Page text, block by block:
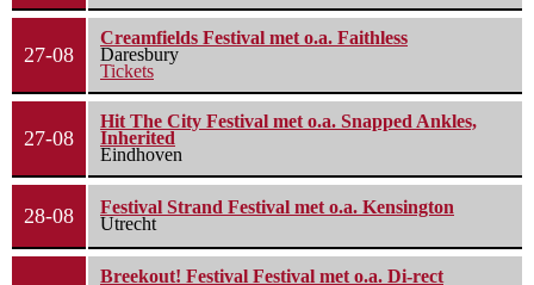
27-08
Creamfields Festival met o.a. Faithless
Daresbury
Tickets
27-08
Hit The City Festival met o.a. Snapped Ankles,
Inherited
Eindhoven
28-08
Festival Strand Festival met o.a. Kensington
Utrecht
Breekout! Festival Festival met o.a. Di-rect